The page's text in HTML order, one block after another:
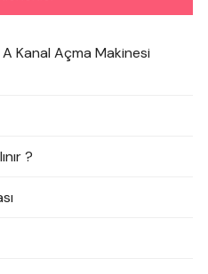
Kanal Açma Makinesi
?